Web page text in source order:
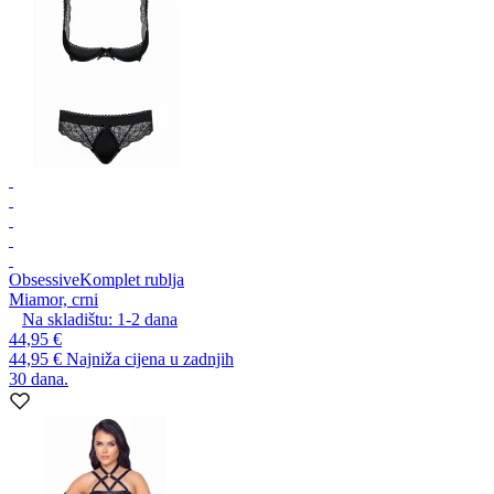
ObsessiveKomplet rublja
Miamor, crni
Na skladištu: 1-2 dana
44,95 €
44,95 € Najniža cijena u zadnjih
30 dana.